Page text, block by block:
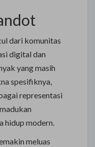
dari komunitas
digital dan
yang masih
spesifiknya,
representasi
hidup modern.
meluas